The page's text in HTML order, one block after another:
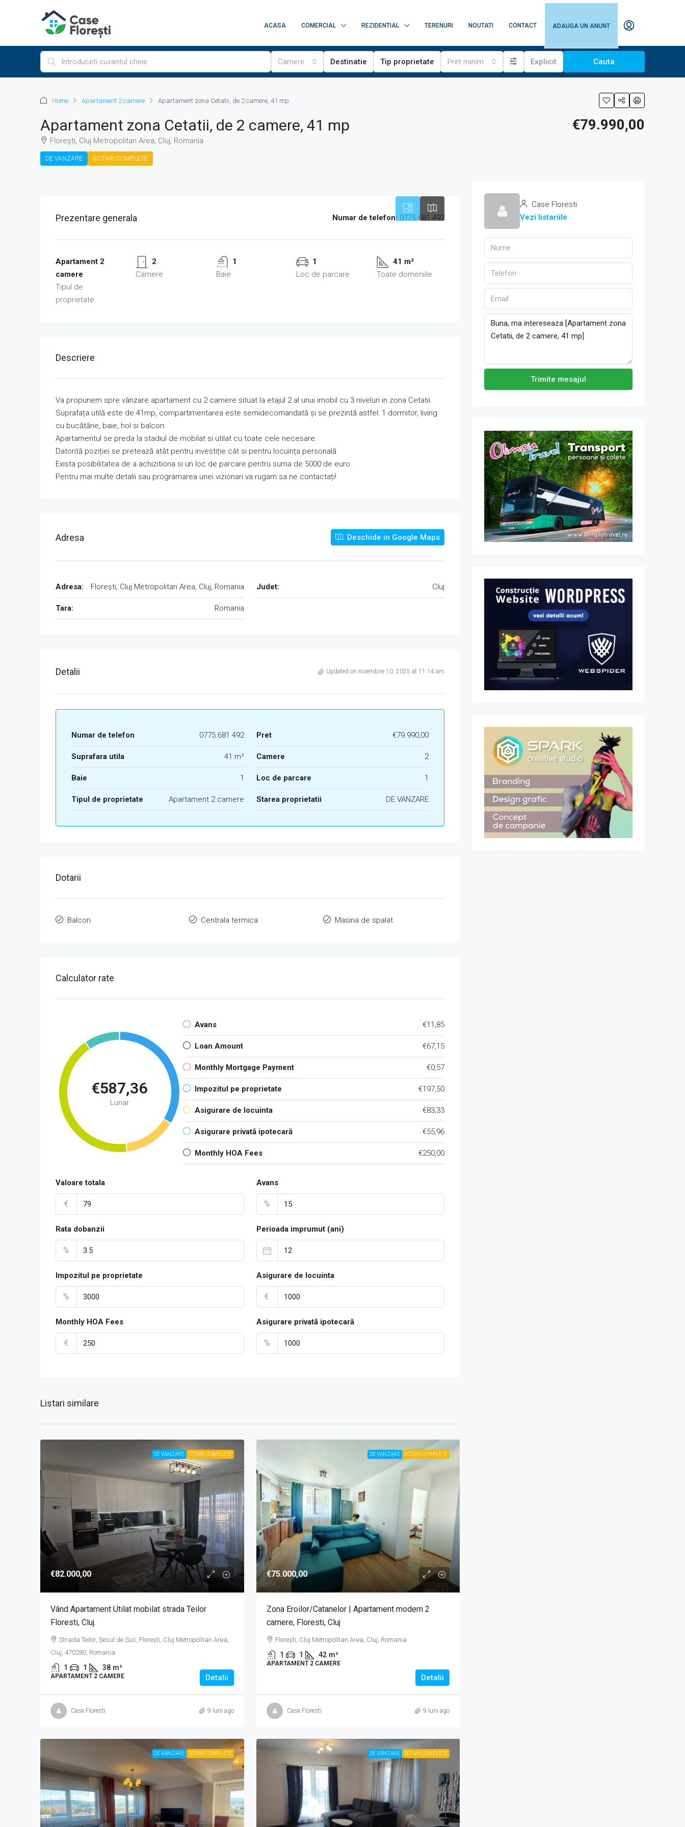
ACASA COMERCIAL REZIDENTIAL TERENURI NOUTATI CONTACT ADAUGA UN ANUNT
Camere Destinatie Tip proprietate Pret minim Explicit Cauta
Home Apartament 2 camere Apartament zona Cetatii, de 2 camere, 41 mp
Apartament zona Cetatii, de 2 camere, 41 mp
Florești, Cluj Metropolitan Area, Cluj, Romania
DE VANZARE DOTARI COMPLETE
€79.990,00
Prezentare generala Numar de telefon: 0775 681 492
Apartament 2
camere
Tipul de
proprietate
2
Camere
1
Baie
1
Loc de parcare
41 m²
Toate domeniile
Descriere
Va propunem spre vânzare apartament cu 2 camere situat la etajul 2 al unui imobil cu 3 niveluri in zona Cetatii.
Suprafața utilă este de 41mp, compartimentarea este semidecomandată și se prezintă astfel: 1 dormitor, living
cu bucătărie, baie, hol si balcon.
Apartamentul se preda la stadiul de mobilat si utilat cu toate cele necesare.
Datorită poziției se pretează atât pentru investiție cât si pentru locuința personală.
Exista posibilitatea de a achizitiona si un loc de parcare pentru suma de 5000 de euro.
Pentru mai multe detalii sau programarea unei vizionari va rugam sa ne contactați!
Adresa Deschide in Google Maps
Adresa: Florești, Cluj Metropolitan Area, Cluj, Romania Judet: Cluj
Tara: Romania
Detalii Updated on noiembrie 10, 2025 at 11:14 am
Numar de telefon 0775 681 492 Pret €79.990,00
Suprafara utila 41 m² Camere 2
Baie 1 Loc de parcare 1
Tipul de proprietate Apartament 2 camere Starea proprietatii DE VANZARE
Dotarii
Balcon Centrala termica Masina de spalat
Calculator rate
€587,36
Lunar
Avans €11,85
Loan Amount €67,15
Monthly Mortgage Payment €0,57
Impozitul pe proprietate €197,50
Asigurare de locuinta €83,33
Asigurare privată ipotecară €55,96
Monthly HOA Fees €250,00
Valoare totala
€
Avans
%
Rata dobanzii
%
Perioada imprumut (ani)
Impozitul pe proprietate
%
Asigurare de locuinta
€
Monthly HOA Fees
€
Asigurare privată ipotecară
%
Listari similare
DE VANZARE DOTARI COMPLETE
€82.000,00
Vând Apartament Utilat mobilat strada Teilor
Floresti, Cluj.
Strada Teilor, Șesul de Sus, Florești, Cluj Metropolitan Area,
Cluj, 470280, Romania
1 1 38 m²
APARTAMENT 2 CAMERE Detalii
Case Floresti 9 luni ago
DE VANZARE DOTARI COMPLETE
€75.000,00
Zona Eroilor/Catanelor | Apartament modern 2
camere, Floresti, Cluj
Florești, Cluj Metropolitan Area, Cluj, Romania
1 1 42 m²
APARTAMENT 2 CAMERE
Detalii
Case Floresti 9 luni ago
DE VANZARE DOTARI COMPLETE DE VANZARE DOTARI COMPLETE
Case Floresti
Vezi listariile
Trimite mesajul